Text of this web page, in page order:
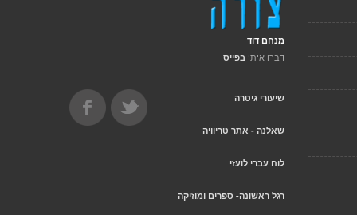
מנחם דוד
דברו איתי בפייס
שיעורי גיטרה
שאלנה - אתר טריוויה
לוח עברי לועזי
רגל ראשונה- ספרים ומוזיקה